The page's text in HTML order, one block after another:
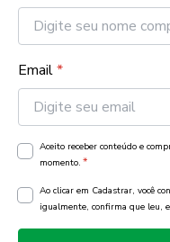
Email*
Aceito receber conteúdo e
momento. *
Ao clicar em Cadastrar, você
igualmente, confirma que leu,